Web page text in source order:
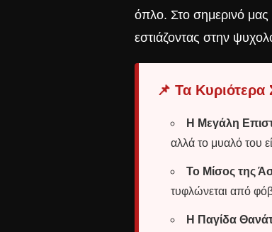
όπλο. Στο σημερινό
εστιάζοντας στην
📌 Τα
Η Μεγάλη
αλλά το μυαλό του
Το Μίσος της
τυφλώνεται από
Η Παγίδα